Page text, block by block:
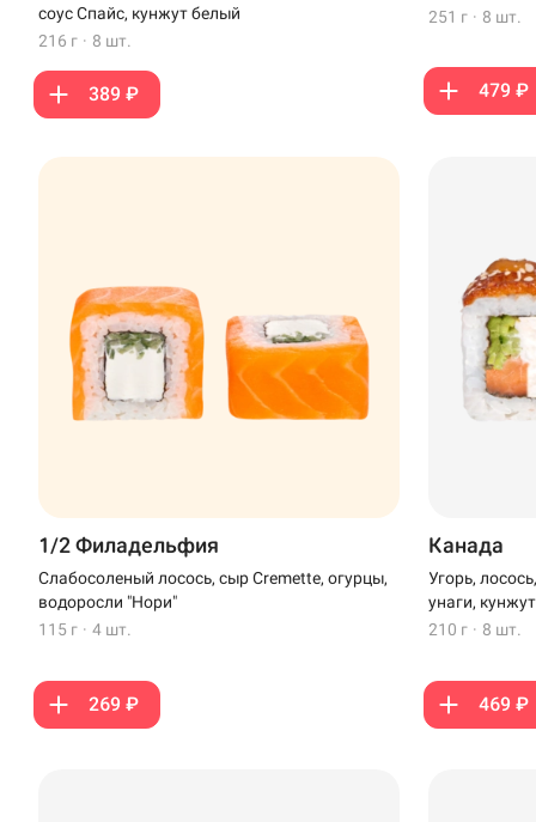
соус Спайс, кунжут белый
216 г · 8 шт.
389 ₽
251 г · 8 шт.
479 ₽
1/2 Филадельфия
Слабосоленый лосось, сыр Cremette, огурцы,
водоросли "Нори"
115 г · 4 шт.
269 ₽
Канада
Угорь,
унаги,
210 г · 8 шт.
469 ₽